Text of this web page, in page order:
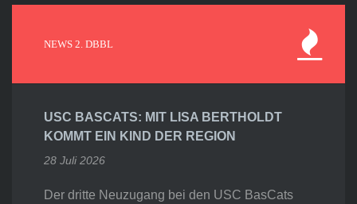
NEWS 2. DBBL
USC BASCATS: MIT LISA BERTHOLDT
KOMMT EIN KIND DER REGION
28 Juli 2026
Der dritte Neuzugang bei den USC BasCats